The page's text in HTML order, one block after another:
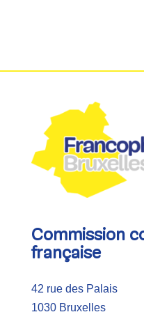
Commission
française
42 rue des Palais
1030 Bruxelles